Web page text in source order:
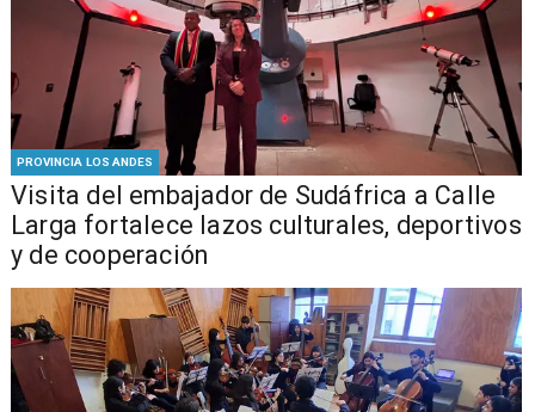
PROVINCIA LOS ANDES
​Visita del embajador de Sudáfrica a Calle
Larga fortalece lazos culturales, deportivos
y de cooperación